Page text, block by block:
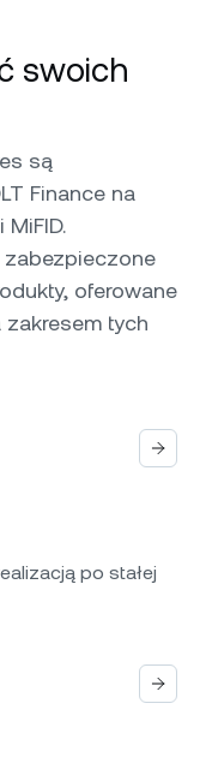
swoich
są
Finance na
oferowane
tych
po stałej